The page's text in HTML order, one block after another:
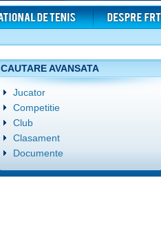
CAUTARE AVANSATA
Jucator
Competitie
Club
Clasament
Documente